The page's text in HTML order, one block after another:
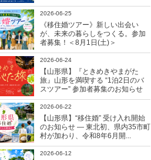
2026-06-25
《移住婚ツアー》新しい出会い
が、未来の暮らしをつくる。参加
者募集！＜8月1日(土)＞
2026-06-24
【山形県】『ときめきやまがた
旅』山形を満喫する “1泊2日のバ
スツアー” 参加者募集のお知らせ
2026-06-22
【山形県】“移住婚” 受け入れ開始
のお知らせ ― 東北初、県内35市町
村が加わり、令和8年6月開...
2026-06-12